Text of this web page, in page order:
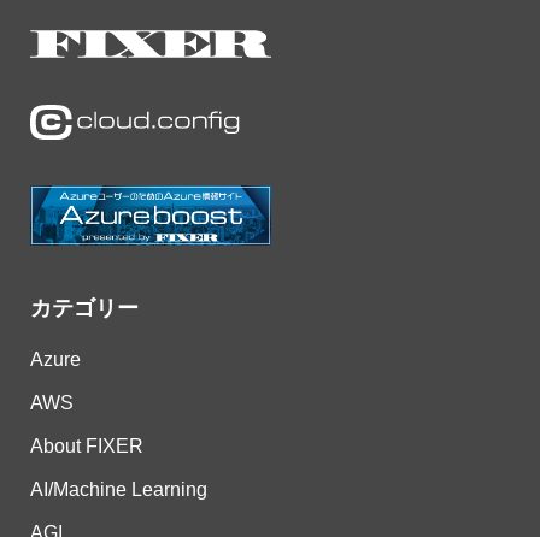
カテゴリー
Azure
AWS
About FIXER
AI/Machine Learning
AGI